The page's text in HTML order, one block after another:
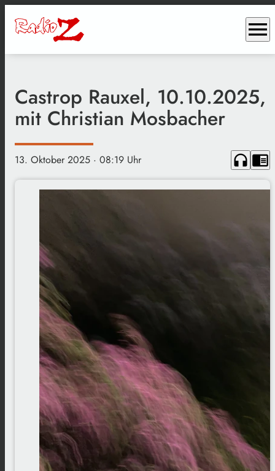
menu
Castrop Rauxel, 10.10.2025,
mit Christian Mosbacher
13. Oktober 2025 · 08:19 Uhr headphones chrome_reader_mode